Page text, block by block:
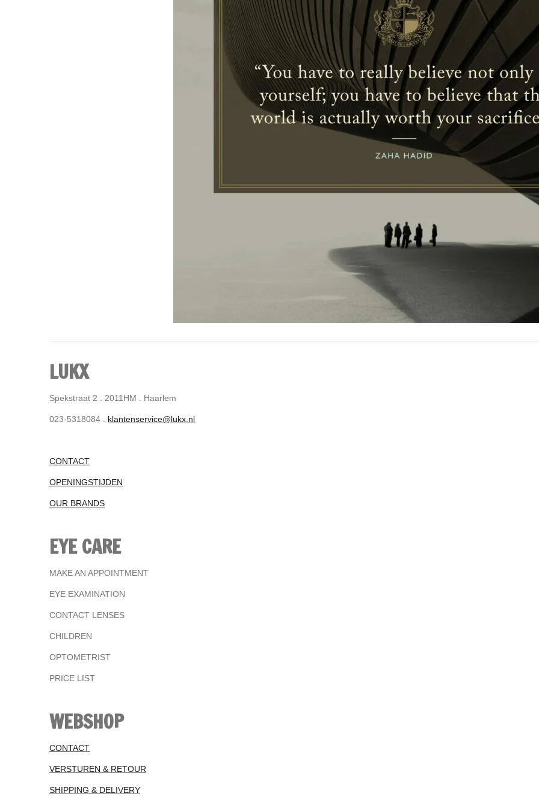
LUKX
Spekstraat 2 . 2011HM . Haarlem
023-5318084 . klantenservice@lukx.nl
CONTACT
OPENINGSTIJDEN
OUR BRANDS
EYE CARE
MAKE AN APPOINTMENT
EYE EXAMINATION
CONTACT LENSES
CHILDREN
OPTOMETRIST
PRICE LIST
WEBSHOP
CONTACT
VERSTUREN & RETOUR
SHIPPING & DELIVERY